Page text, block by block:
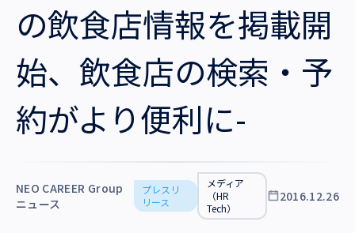
沿革・受賞歴
の飲食店情報を掲載開
始、飲食店の検索・予
約がより便利に-
NEO CAREER Group
ニュース
プレスリ
リース
メディア
（HR
Tech）
2016.12.26